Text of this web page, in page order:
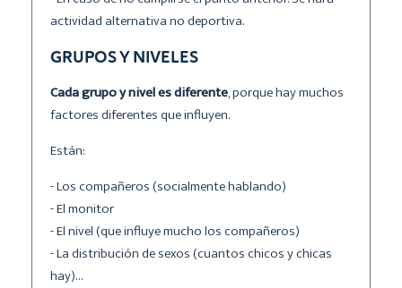
actividad alternativa no deportiva.
GRUPOS Y NIVELES
Cada grupo y nivel es diferente, porque hay muchos
factores diferentes que influyen.
Están:
- Los compañeros (socialmente hablando)
- El monitor
- El nivel (que influye mucho los compañeros)
- La distribución de sexos (cuantos chicos y chicas
hay)…